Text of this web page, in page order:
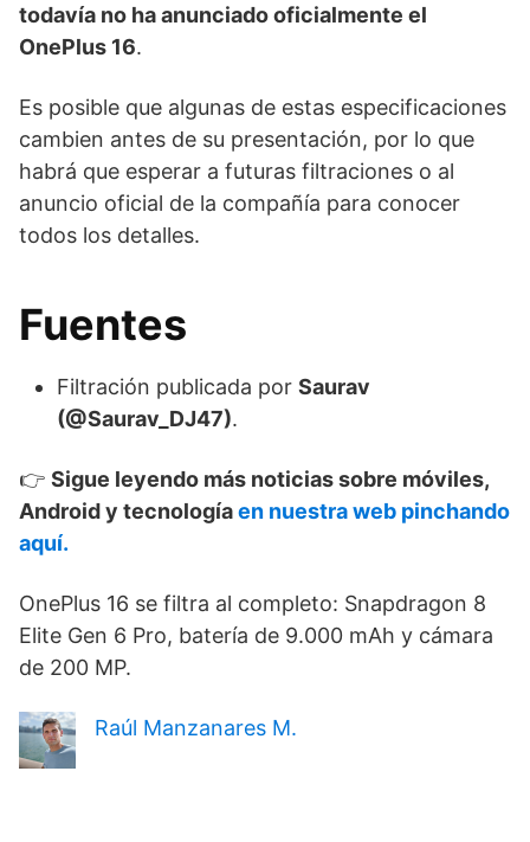
todavía no ha anunciado oficialmente el
OnePlus 16.
Es posible que algunas de estas especificaciones
cambien antes de su presentación, por lo que
habrá que esperar a futuras filtraciones o al
anuncio oficial de la compañía para conocer
todos los detalles.
Fuentes
Filtración publicada por Saurav
(@Saurav_DJ47).
👉 Sigue leyendo más noticias sobre móviles,
Android y tecnologíaen nuestra web pinchando
aquí.
OnePlus 16 se filtra al completo: Snapdragon 8
Elite Gen 6 Pro, batería de 9.000 mAh y cámara
de 200 MP.
Raúl Manzanares M.